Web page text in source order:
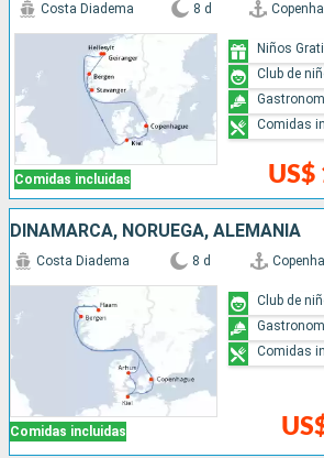
Comidas incluidas
Costa Diadema 8 d
US$
Niños
Club de
Comidas
DINAMARCA, NORUEGA, ALEMANIA
Comidas incluidas
Costa Diadema 8 d
Club de
Comidas